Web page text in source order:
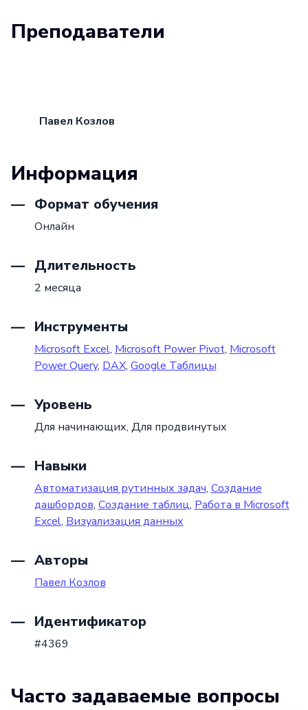
Преподаватели
Павел Козлов
Информация
Формат обучения
Онлайн
Длительность
2 месяца
Инструменты
Microsoft Excel, Microsoft Power Pivot, Microsoft
Power Query, DAX, Google Таблицы
Уровень
Для начинающих, Для продвинутых
Навыки
Автоматизация рутинных задач, Создание
дашбордов, Создание таблиц, Работа в Microsoft
Excel, Визуализация данных
Авторы
Павел Козлов
Идентификатор
#4369
Часто задаваемые вопросы